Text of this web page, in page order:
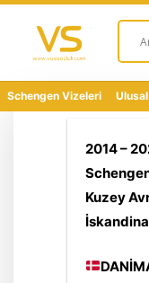
Schengen Vizeleri
2014 –
Kuzey